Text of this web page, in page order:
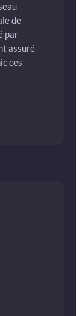
de
par
assuré
ces